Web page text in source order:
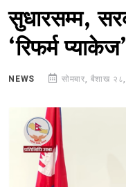
सुधारसम्म,
‘रिफर्म
NEWS सोमबार, बैशाख